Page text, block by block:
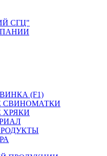
СГЦ"
(F1)
СВИНОМАТКИ
ХРЯКИ